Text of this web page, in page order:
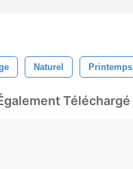
Naturel Printemps
Téléchargé